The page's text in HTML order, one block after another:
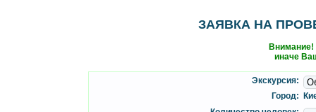
ЗАЯВКА НА
иначе
Экскурсия:
Город: